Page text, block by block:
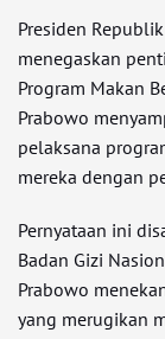
Presiden
menegaskan
Program Makan
Prabowo
pelaksana
mereka dengan
Pernyataan ini
Badan Gizi
Prabowo
yang merugikan